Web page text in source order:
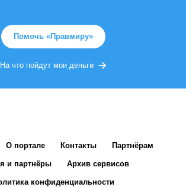
Помочь «Правмиру»
На что пойдут мои деньги
О портале Контакты Партнёрам
и партнёры Архив сервисов
конфиденциальности